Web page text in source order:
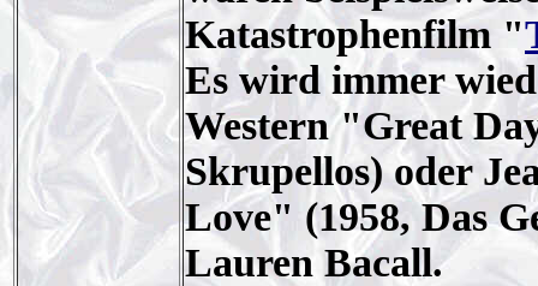
Katastrophenfilm "
Es wird immer
Western "Great
Skrupellos) oder
Love" (1958, Das
Lauren Bacall.